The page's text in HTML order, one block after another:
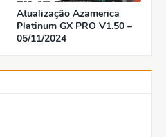
Atualização Azamerica
Platinum GX PRO V1.50 –
05/11/2024